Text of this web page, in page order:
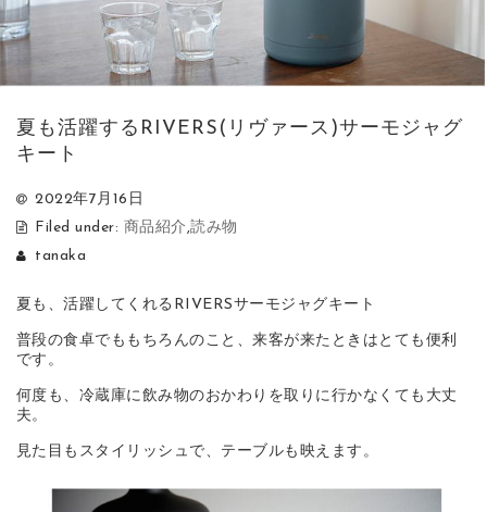
夏も活躍するRIVERS(リヴァース)サーモジャグ
キート
2022年7月16日
Filed under: 商品紹介 ,読み物
tanaka
夏も、活躍してくれるRIVERSサーモジャグキート
普段の食卓でももちろんのこと、来客が来たときはとても便利
です。
何度も、冷蔵庫に飲み物のおかわりを取りに行かなくても大丈
夫。
見た目もスタイリッシュで、テーブルも映えます。